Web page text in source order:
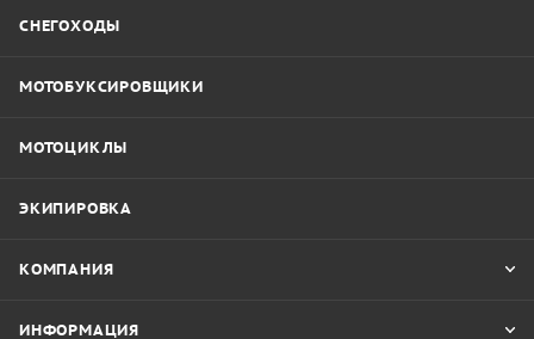
СНЕГОХОДЫ
МОТОБУКСИРОВЩИКИ
МОТОЦИКЛЫ
ЭКИПИРОВКА
КОМПАНИЯ
ИНФОРМАЦИЯ